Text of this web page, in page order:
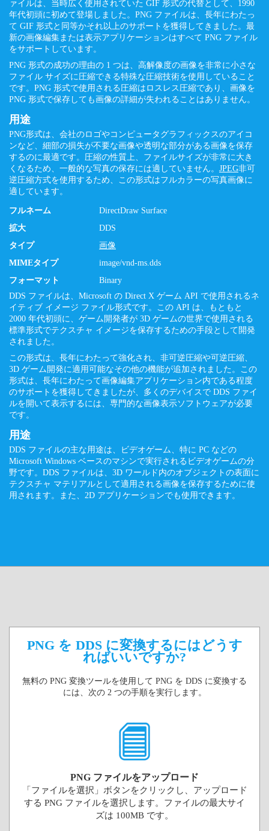
ァイルは、当時広く使用されていた GIF 形式の代替として、1990
年代初頭に初めて登場しました。PNG ファイルは、長年にわたっ
て GIF 形式と同等かそれ以上のサポートを獲得してきました。最
新の画像編集または表示アプリケーションはすべて PNG ファイル
をサポートしています。
PNG 形式の成功の理由の 1 つは、高解像度の画像を非常に小さな
ファイル サイズに圧縮できる特殊な圧縮技術を使用していること
です。PNG 形式で使用される圧縮はロスレス圧縮であり、画像を
PNG 形式で保存しても画像の詳細が失われることはありません。
用途
PNG形式は、会社のロゴやコンピュータグラフィックスのアイコ
ンなど、細部の損失が不要な画像や透明な部分がある画像を保存
するのに最適です。圧縮の性質上、ファイルサイズが非常に大き
くなるため、一般的な写真の保存には適していません。 JPEG非可
逆圧縮方式を使用するため、この形式はフルカラーの写真画像に
適しています。
フルネーム
DirectDraw Surface
拡大
DDS
タイプ
画像
MIMEタイプ
image/vnd-ms.dds
フォーマット
Binary
DDS ファイルは、Microsoft の Direct X ゲーム API で使用されるネ
イティブ イメージ ファイル形式です。この API は、もともと
2000 年代初頭に、ゲーム開発者が 3D ゲームの世界で使用される
標準形式でテクスチャ イメージを保存するための手段として開発
されました。
この形式は、長年にわたって強化され、非可逆圧縮や可逆圧縮、
3D ゲーム開発に適用可能なその他の機能が追加されました。この
形式は、長年にわたって画像編集アプリケーション内である程度
のサポートを獲得してきましたが、多くのデバイスで DDS ファイ
ルを開いて表示するには、専門的な画像表示ソフトウェアが必要
です。
用途
DDS ファイルの主な用途は、ビデオゲーム、特に PC などの
Microsoft Windows ベースのマシンで実行されるビデオゲームの分
野です。DDS ファイルは、3D ワールド内のオブジェクトの表面に
テクスチャ マテリアルとして適用される画像を保存するために使
用されます。また、2D アプリケーションでも使用できます。
PNG を DDS に変換するにはどうす
ればいいですか?
無料の PNG 変換ツールを使用して PNG を DDS に変換する
には、次の 2 つの手順を実行します。
PNG ファイルをアップロード
「ファイルを選択」ボタンをクリックし、アップロード
する PNG ファイルを選択します。ファイルの最大サイ
ズは 100MB です。